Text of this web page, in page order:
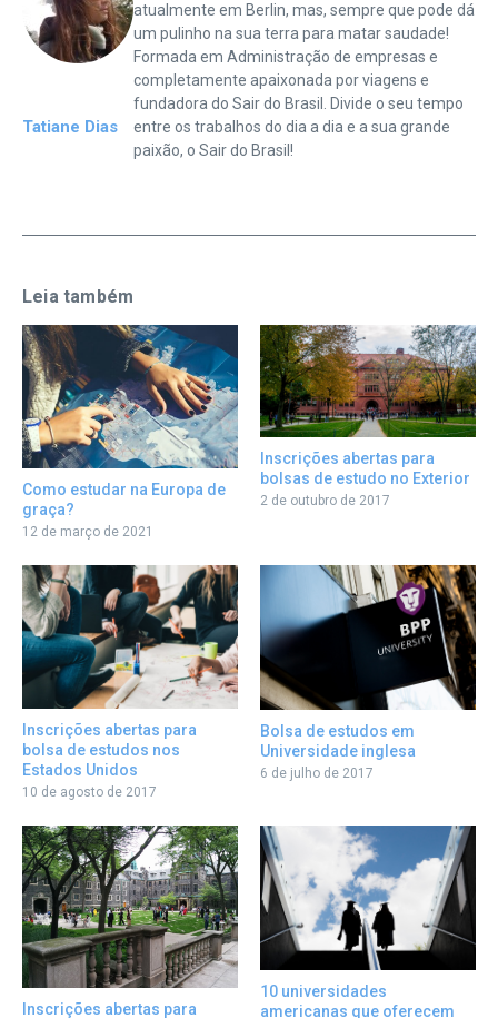
Tatiane Dias
atualmente em Berlin, mas, sempre que pode dá
um pulinho na sua terra para matar saudade!
Formada em Administração de empresas e
completamente apaixonada por viagens e
fundadora do Sair do Brasil. Divide o seu tempo
entre os trabalhos do dia a dia e a sua grande
paixão, o Sair do Brasil!
Leia também
Como estudar na Europa de
graça?
12 de março de 2021
Inscrições abertas para
bolsas de estudo no Exterior
2 de outubro de 2017
Inscrições abertas para
bolsa de estudos nos
Estados Unidos
10 de agosto de 2017
Bolsa de estudos em
Universidade inglesa
6 de julho de 2017
Inscrições abertas para
10 universidades
americanas que oferecem